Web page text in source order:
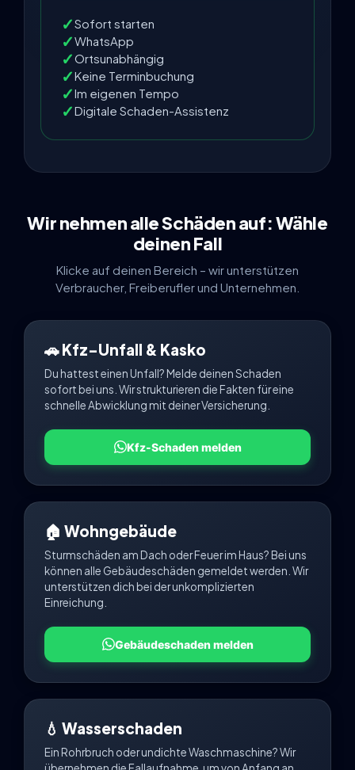
Sofort starten
WhatsApp
Ortsunabhängig
Keine Terminbuchung
Im eigenen Tempo
Digitale Schaden-Assistenz
Wir nehmen alle Schäden auf: Wähle
deinen Fall
Klicke auf deinen Bereich – wir unterstützen
Verbraucher, Freiberufler und Unternehmen.
🚗 Kfz-Unfall & Kasko
Du hattest einen Unfall? Melde deinen Schaden
sofort bei uns. Wir strukturieren die Fakten für eine
schnelle Abwicklung mit deiner Versicherung.
Kfz-Schaden melden
🏠 Wohngebäude
Sturmschäden am Dach oder Feuer im Haus? Bei uns
können alle Gebäudeschäden gemeldet werden. Wir
unterstützen dich bei der unkomplizierten
Einreichung.
Gebäudeschaden melden
💧 Wasserschaden
Ein Rohrbruch oder undichte Waschmaschine? Wir